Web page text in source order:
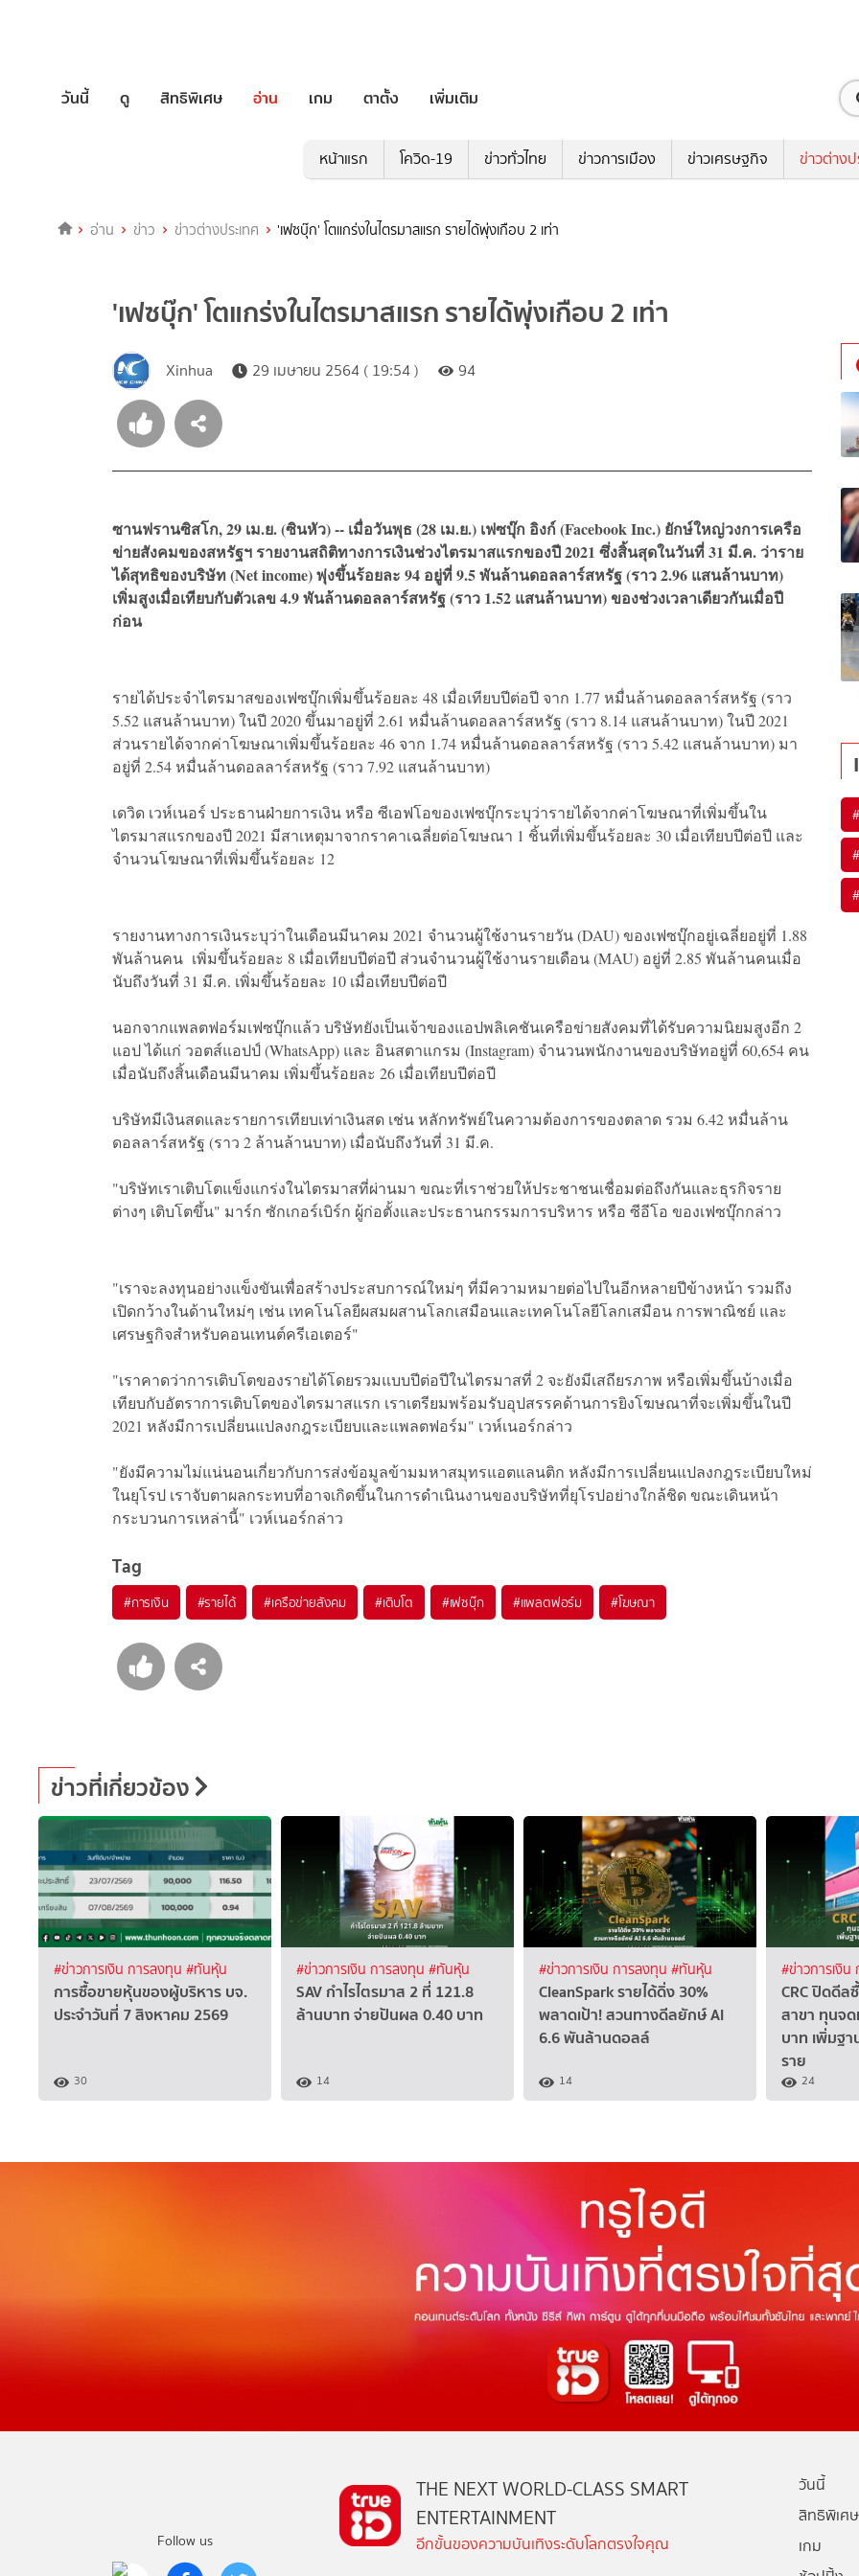
วันนี้ ดู สิทธิพิเศษ อ่าน เกม ตาตั้ง เพิ่มเติม
หน้าแรก โควิด-19 ข่าวทั่วไทย ข่าวการเมือง ข่าวเศรษฐกิจ ข่าวต่างป
อ่าน ข่าว ข่าวต่างประเทศ 'เฟซบุ๊ก' โตแกร่งในไตรมาสแรก รายได้พุ่งเกือบ 2 เท่า
'เฟซบุ๊ก' โตแกร่งในไตรมาสแรก รายได้พุ่งเกือบ 2 เท่า
Xinhua 29 เมษายน 2564 ( 19:54 ) 94
ซานฟรานซิสโก, 29 เม.ย. (ซินหัว) -- เมื่อวันพุธ (28 เม.ย.) เฟซบุ๊ก อิงก์ (Facebook Inc.) ยักษ์ใหญ่วงการเครือ
ข่ายสังคมของสหรัฐฯ รายงานสถิติทางการเงินช่วงไตรมาสแรกของปี 2021 ซึ่งสิ้นสุดในวันที่ 31 มี.ค. ว่าราย
ได้สุทธิของบริษัท (Net income) พุ่งขึ้นร้อยละ 94 อยู่ที่ 9.5 พันล้านดอลลาร์สหรัฐ (ราว 2.96 แสนล้านบาท)
เพิ่มสูงเมื่อเทียบกับตัวเลข 4.9 พันล้านดอลลาร์สหรัฐ (ราว 1.52 แสนล้านบาท) ของช่วงเวลาเดียวกันเมื่อปี
ก่อน
รายได้ประจำไตรมาสของเฟซบุ๊กเพิ่มขึ้นร้อยละ 48 เมื่อเทียบปีต่อปี จาก 1.77 หมื่นล้านดอลลาร์สหรัฐ (ราว
5.52 แสนล้านบาท) ในปี 2020 ขึ้นมาอยู่ที่ 2.61 หมื่นล้านดอลลาร์สหรัฐ (ราว 8.14 แสนล้านบาท) ในปี 2021
ส่วนรายได้จากค่าโฆษณาเพิ่มขึ้นร้อยละ 46 จาก 1.74 หมื่นล้านดอลลาร์สหรัฐ (ราว 5.42 แสนล้านบาท) มา
อยู่ที่ 2.54 หมื่นล้านดอลลาร์สหรัฐ (ราว 7.92 แสนล้านบาท)
เดวิด เวห์เนอร์ ประธานฝ่ายการเงิน หรือ ซีเอฟโอของเฟซบุ๊กระบุว่ารายได้จากค่าโฆษณาที่เพิ่มขึ้นใน
ไตรมาสแรกของปี 2021 มีสาเหตุมาจากราคาเฉลี่ยต่อโฆษณา 1 ชิ้นที่เพิ่มขึ้นร้อยละ 30 เมื่อเทียบปีต่อปี และ
จำนวนโฆษณาที่เพิ่มขึ้นร้อยละ 12
รายงานทางการเงินระบุว่าในเดือนมีนาคม 2021 จำนวนผู้ใช้งานรายวัน (DAU) ของเฟซบุ๊กอยู่เฉลี่ยอยู่ที่ 1.88
พันล้านคน เพิ่มขึ้นร้อยละ 8 เมื่อเทียบปีต่อปี ส่วนจำนวนผู้ใช้งานรายเดือน (MAU) อยู่ที่ 2.85 พันล้านคนเมื่อ
นับถึงวันที่ 31 มี.ค. เพิ่มขึ้นร้อยละ 10 เมื่อเทียบปีต่อปี
นอกจากแพลตฟอร์มเฟซบุ๊กแล้ว บริษัทยังเป็นเจ้าของแอปพลิเคชันเครือข่ายสังคมที่ได้รับความนิยมสูงอีก 2
แอป ได้แก่ วอตส์แอปป์ (WhatsApp) และ อินสตาแกรม (Instagram) จำนวนพนักงานของบริษัทอยู่ที่ 60,654 คน
เมื่อนับถึงสิ้นเดือนมีนาคม เพิ่มขึ้นร้อยละ 26 เมื่อเทียบปีต่อปี
บริษัทมีเงินสดและรายการเทียบเท่าเงินสด เช่น หลักทรัพย์ในความต้องการของตลาด รวม 6.42 หมื่นล้าน
ดอลลาร์สหรัฐ (ราว 2 ล้านล้านบาท) เมื่อนับถึงวันที่ 31 มี.ค.
"บริษัทเราเติบโตแข็งแกร่งในไตรมาสที่ผ่านมา ขณะที่เราช่วยให้ประชาชนเชื่อมต่อถึงกันและธุรกิจราย
ต่างๆ เติบโตขึ้น" มาร์ก ซักเกอร์เบิร์ก ผู้ก่อตั้งและประธานกรรมการบริหาร หรือ ซีอีโอ ของเฟซบุ๊กกล่าว
"เราจะลงทุนอย่างแข็งขันเพื่อสร้างประสบการณ์ใหม่ๆ ที่มีความหมายต่อไปในอีกหลายปีข้างหน้า รวมถึง
เปิดกว้างในด้านใหม่ๆ เช่น เทคโนโลยีผสมผสานโลกเสมือนและเทคโนโลยีโลกเสมือน การพาณิชย์ และ
เศรษฐกิจสำหรับคอนเทนต์ครีเอเตอร์"
"เราคาดว่าการเติบโตของรายได้โดยรวมแบบปีต่อปีในไตรมาสที่ 2 จะยังมีเสถียรภาพ หรือเพิ่มขึ้นบ้างเมื่อ
เทียบกับอัตราการเติบโตของไตรมาสแรก เราเตรียมพร้อมรับอุปสรรคด้านการยิงโฆษณาที่จะเพิ่มขึ้นในปี
2021 หลังมีการเปลี่ยนแปลงกฎระเบียบและแพลตฟอร์ม" เวห์เนอร์กล่าว
"ยังมีความไม่แน่นอนเกี่ยวกับการส่งข้อมูลข้ามมหาสมุทรแอตแลนติก หลังมีการเปลี่ยนแปลงกฎระเบียบใหม่
ในยุโรป เราจับตาผลกระทบที่อาจเกิดขึ้นในการดำเนินงานของบริษัทที่ยุโรปอย่างใกล้ชิด ขณะเดินหน้า
กระบวนการเหล่านี้" เวห์เนอร์กล่าว
Tag
#การเงิน #รายได้ #เครือข่ายสังคม #เติบโต #เฟซบุ๊ก #แพลตฟอร์ม #โฆษณา
#
#
#
ข่าวที่เกี่ยวข้อง
#ข่าวการเงิน การลงทุน #ทันหุ้น
การซื้อขายหุ้นของผู้บริหาร บจ.
ประจำวันที่ 7 สิงหาคม 2569
30
#ข่าวการเงิน การลงทุน #ทันหุ้น
SAV กำไรไตรมาส 2 ที่ 121.8
ล้านบาท จ่ายปันผล 0.40 บาท
14
#ข่าวการเงิน การลงทุน #ทันหุ้น
CleanSpark รายได้ดิ่ง 30%
พลาดเป้า! สวนทางดีลยักษ์ AI
6.6 พันล้านดอลล์
14
#ข่าวการเงิน
CRC ปิดดีล
สาขา ทุนจด
บาท เพิ่มฐ
ราย
24
Follow us
THE NEXT WORLD-CLASS SMART
ENTERTAINMENT
อีกขั้นของความบันเทิงระดับโลกตรงใจคุณ
วันนี้
สิทธิพิเศษ
เกม